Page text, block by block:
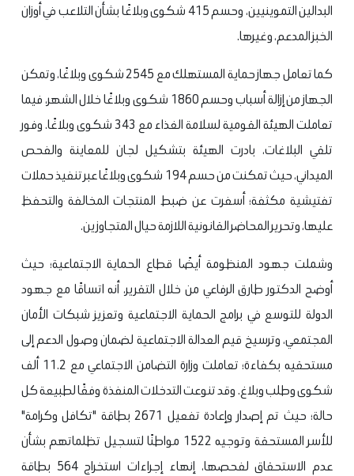
البدالين التموينيين، وحسم 415 شكوى وبلاغًا بشأن التلاعب في أوزان
الخبز المدعم، وغيرها.
كما تعامل جهاز حماية المستهلك مع 2545 شكوى وبلاغًا، وتمكن
الجهاز من إزالة أسباب وحسم 1860 شكوى وبلاغًا خلال الشهر، فيما
تعاملت الهيئة القومية لسلامة الغذاء مع 343 شكوى وبلاغًا. وفور
تلقي البلاغات، بادرت الهيئة بتشكيل لجان للمعاينة والفحص
الميداني، حيث تمكنت من حسم 194 شكوى وبلاغًا عبر تنفيذ حملات
تفتيشية مكثفة؛ أسفرت عن ضبط المنتجات المخالفة والتحفظ
عليها، وتحرير المحاضر القانونية اللازمة حيال المتجاوزين.
وشملت جهود المنظومة أيضًا قطاع الحماية الاجتماعية؛ حيث
أوضح الدكتور طارق الرفاعي من خلال التقرير، أنه اتساقًا مع جهود
الدولة للتوسع في برامج الحماية الاجتماعية وتعزيز شبكات الأمان
المجتمعي، وترسيخ قيم العدالة الاجتماعية لضمان وصول الدعم إلى
مستحقيه بكفاءة؛ تعاملت وزارة التضامن الاجتماعي مع 11.2 ألف
شكوى وطلب وبلاغ. وقد تنوعت التدخلات المنفذة وفقًا لطبيعة كل
حالة؛ حيث تم إصدار وإعادة تفعيل 2671 بطاقة "تكافل وكرامة"
للأسر المستحقة وتوجيه 1522 مواطنًا لتسجيل تظلماتهم بشأن
عدم الاستحقاق لفحصها، إنهاء إجراءات استخراج 564 بطاقة